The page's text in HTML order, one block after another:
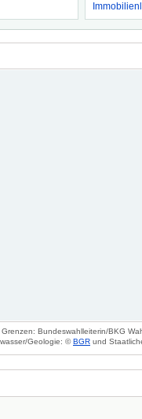
Grenzen: Bundeswahlleiterin/BKG
Geologie: ©BGR und